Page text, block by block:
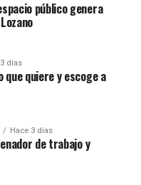
público genera
días
que quiere y escoge a
Hace 3 días
de trabajo y